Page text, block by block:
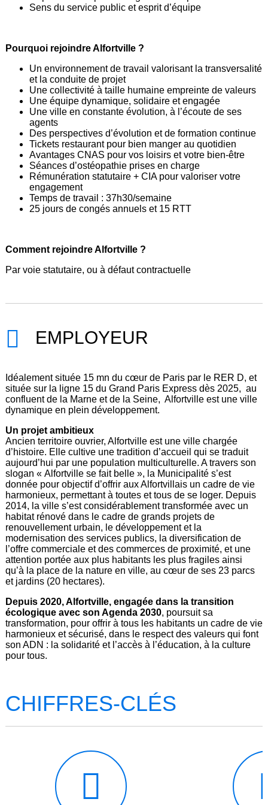
Sens du service public et esprit d’équipe
Pourquoi rejoindre Alfortville ?
Un environnement de travail valorisant la transversalité
et la conduite de projet
Une collectivité à taille humaine empreinte de valeurs
Une équipe dynamique, solidaire et engagée
Une ville en constante évolution, à l’écoute de ses
agents
Des perspectives d’évolution et de formation continue
Tickets restaurant pour bien manger au quotidien
Avantages CNAS pour vos loisirs et votre bien-être
Séances d’ostéopathie prises en charge
Rémunération statutaire + CIA pour valoriser votre
engagement
Temps de travail : 37h30/semaine
25 jours de congés annuels et 15 RTT
Comment rejoindre Alfortville ?
Par voie statutaire, ou à défaut contractuelle
EMPLOYEUR
Idéalement située 15 mn du cœur de Paris par le RER D, et
située sur la ligne 15 du Grand Paris Express dès 2025, au
confluent de la Marne et de la Seine, Alfortville est une ville
dynamique en plein développement.
Un projet ambitieux
Ancien territoire ouvrier, Alfortville est une ville chargée
d’histoire. Elle cultive une tradition d’accueil qui se traduit
aujourd’hui par une population multiculturelle. A travers son
slogan « Alfortville se fait belle », la Municipalité s’est
donnée pour objectif d’offrir aux Alfortvillais un cadre de vie
harmonieux, permettant à toutes et tous de se loger. Depuis
2014, la ville s’est considérablement transformée avec un
habitat rénové dans le cadre de grands projets de
renouvellement urbain, le développement et la
modernisation des services publics, la diversification de
l’offre commerciale et des commerces de proximité, et une
attention portée aux plus habitants les plus fragiles ainsi
qu’à la place de la nature en ville, au cœur de ses 23 parcs
et jardins (20 hectares).
Depuis 2020, Alfortville, engagée dans la transition
écologique avec son Agenda 2030, poursuit sa
transformation, pour offrir à tous les habitants un cadre de vie
harmonieux et sécurisé, dans le respect des valeurs qui font
son ADN : la solidarité et l’accès à l’éducation, à la culture
pour tous.
CHIFFRES-CLÉS